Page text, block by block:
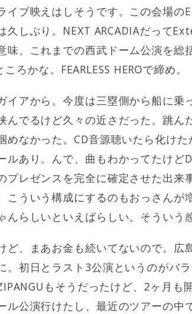
イブ映えはしそうです。この会場の
久しぶり。NEXT ARCADIAだって
味、これまでの西武ドーム公演を総
ろかな。FEARLESS HEROで締め。
イアから。今度は三塁側から船に乗
んでるけど久々の近さだった。跳
めなかった。CD音源聴いたら化け
ルあり。んで、曲もわかってたけど
プレゼンスを完全に確定させた出来
こういう構成にするのもおっさんが
んらしいといえばらしい。そういう
ど、まあお金も続いてないので。広
。初日とラスト3公演というのがバ
もそうだったけど、2ヶ月も
ル公演行けたし、最近のツアーの